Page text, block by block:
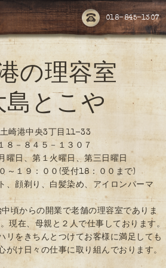
018-845-1307
の理容室
とこや
土崎港中央3丁目11-33
－８４５－１３０７
日、第１火曜日、第三日曜日
１９：００(受付18：００まで)
顔剃り、白髪染め、アイロンパーマ
頃からの開業で老舗の理容室でありま
現在、母親と２人で仕事しております。
リをきちんとつけてお客様に満足しても
がけ日々の仕事に取り組んでおります。